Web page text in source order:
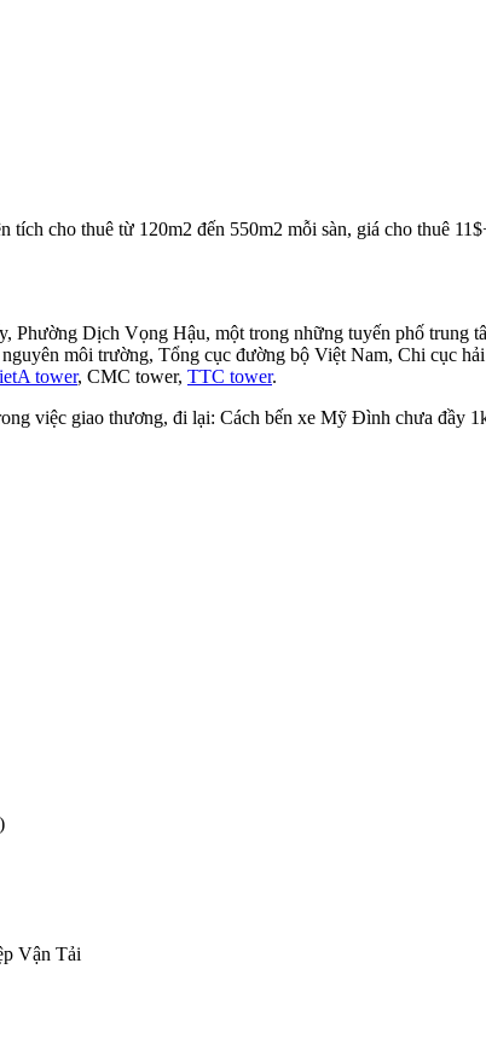
cho thuê từ 120m2 đến 550m2 mỗi sàn, giá cho thuê
Dịch Vọng Hậu, một trong những tuyến phố trung
môi trường, Tổng cục đường bộ Việt Nam, Chi cục
tower, CMC tower, TTC tower.
việc giao thương, đi lại: Cách bến xe Mỹ Đình chưa đầy
Vận Tải